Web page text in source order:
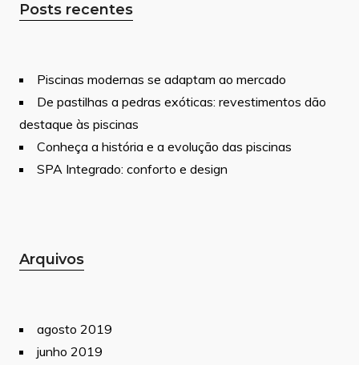
Posts recentes
Piscinas modernas se adaptam ao mercado
De pastilhas a pedras exóticas: revestimentos dão
destaque às piscinas
Conheça a história e a evolução das piscinas
SPA Integrado: conforto e design
Arquivos
agosto 2019
junho 2019